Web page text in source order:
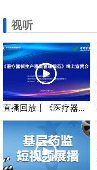
视听
直播回放丨《医疗器...